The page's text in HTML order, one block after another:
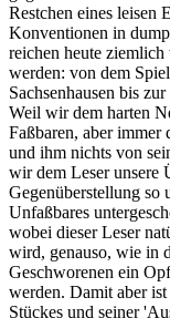
Restchen eines leisen
Konventionen in
reichen heute
werden: von dem
Sachsenhausen bis
Weil wir dem harten
Faßbaren, aber immer
und ihm nichts von
wir dem Leser unsere
Gegenüberstellung so
Unfaßbares
wobei dieser Leser
wird, genauso, wie in
Geschworenen ein
werden. Damit aber
Stückes und seiner